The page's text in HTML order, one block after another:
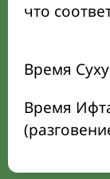
что
Время
Время